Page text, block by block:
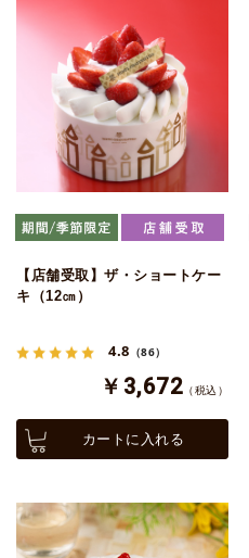
【店舗受取】ザ・ショートケー
キ（12㎝）
4.8 （86）
￥3,672 （税込）
カートに入れる